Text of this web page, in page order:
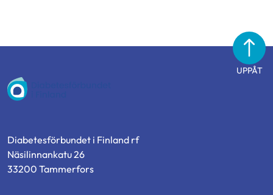
UPPÅT
Diabetesförbundet
Diabetesförbundet i Finland rf
Näsilinnankatu 26
33200 Tammerfors